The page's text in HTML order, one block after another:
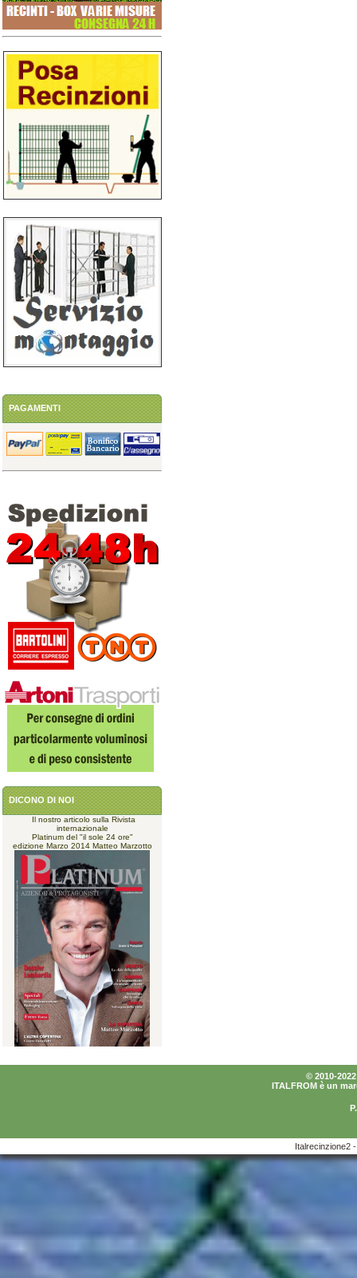
PAGAMENTI
DICONO DI NOI
Il nostro articolo sulla Rivista
internazionale
Platinum del "il sole 24 ore"
edizione Marzo 2014 Matteo Marzotto
© 2010-
ITALFROM è un
Italrecinzione2